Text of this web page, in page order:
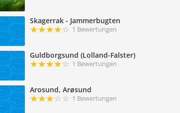
Skagerrak - Jammerbugten
1 Bewertungen
Guldborgsund (Lolland-Falster)
1 Bewertungen
Arosund, Arøsund
1 Bewertungen